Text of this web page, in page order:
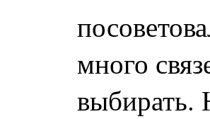
много
выбирать.